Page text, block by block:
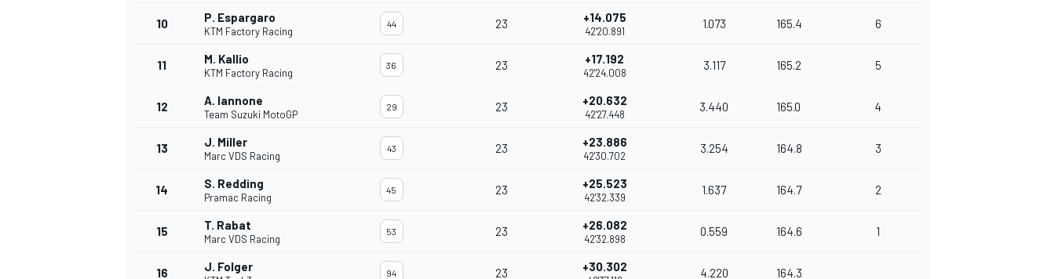
DTM
10 P. Espargaro
KTM Factory Racing
44 23 +14.075
42'20.891
1.073 165.4 6
11 M. Kallio
KTM Factory Racing
36 23 +17.192
42'24.008
3.117 165.2 5
12 A. Iannone
Team Suzuki MotoGP
29 23 +20.632
42'27.448
3.440 165.0 4
13 J. Miller
Marc VDS Racing
43 23 +23.886
42'30.702
3.254 164.8 3
14 S. Redding
Pramac Racing
45 23 +25.523
42'32.339
1.637 164.7 2
15 T. Rabat
Marc VDS Racing
53 23 +26.082
42'32.898
0.559 164.6 1
16 J. Folger 94 23 +30.302 4.220 164.3